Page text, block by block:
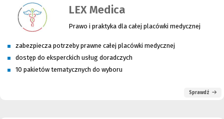
LEX Medica
Prawo i praktyka dla całej placówki medycznej
zabezpiecza potrzeby prawne całej placówki medycznej
dostęp do eksperckich usług doradczych
10 pakietów tematycznych do wyboru
Sprawdź